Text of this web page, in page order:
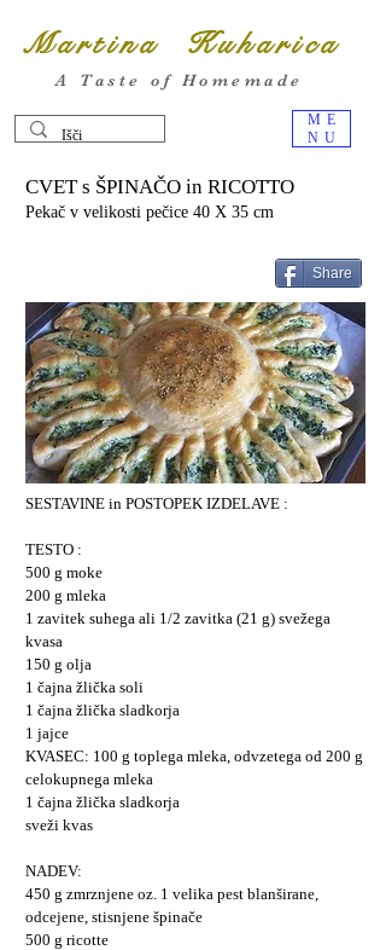
ME
NU
Martina Kuharica
A Taste of Homemade
CVET s ŠPINAČO in RICOTTO
Pekač v velikosti pečice 40 X 35 cm
Share
SESTAVINE in POSTOPEK IZDELAVE :
TESTO :
500 g moke
200 g mleka
1 zavitek suhega ali 1/2 zavitka (21 g) svežega
kvasa
150 g olja
1 čajna žlička soli
1 čajna žlička sladkorja
1 jajce
KVASEC: 100 g toplega mleka, odvzetega od 200 g
celokupnega mleka
1 čajna žlička sladkorja
sveži kvas
NADEV:
450 g zmrznjene oz. 1 velika pest blanširane,
odcejene, stisnjene špinače
500 g ricotte